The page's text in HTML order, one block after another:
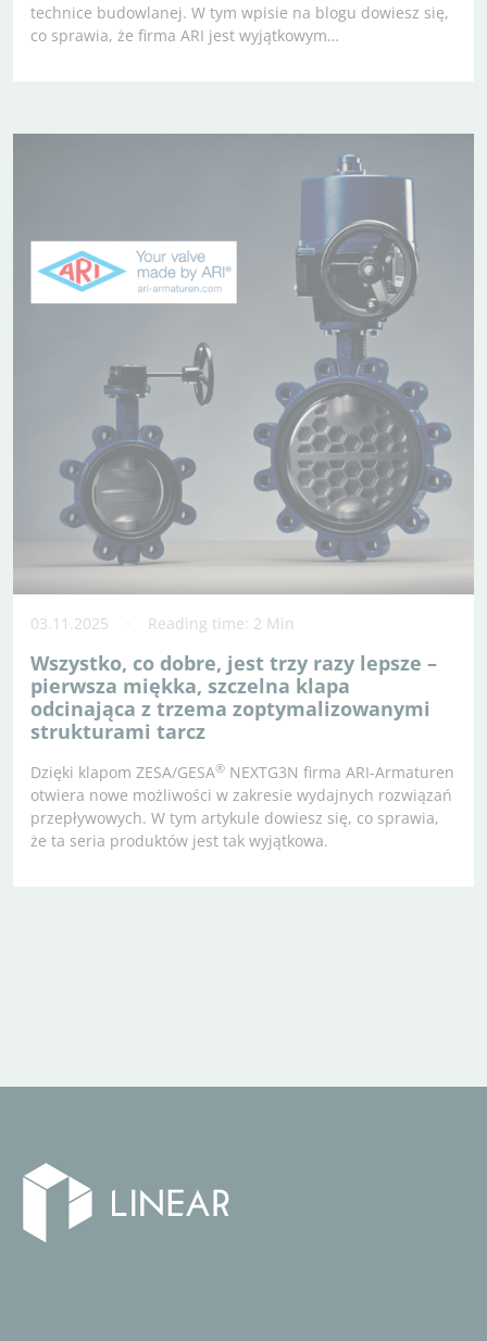
technice budowlanej. W tym wpisie na blogu dowiesz się,
co sprawia, że firma ARI jest wyjątkowym…
03.11.2025 Reading time: 2 Min
Wszystko, co dobre, jest trzy razy lepsze –
pierwsza miękka, szczelna klapa
odcinająca z trzema zoptymalizowanymi
strukturami tarcz
Dzięki klapom ZESA/GESA® NEXTG3N firma ARI-Armaturen
otwiera nowe możliwości w zakresie wydajnych rozwiązań
przepływowych. W tym artykule dowiesz się, co sprawia,
że ta seria produktów jest tak wyjątkowa.